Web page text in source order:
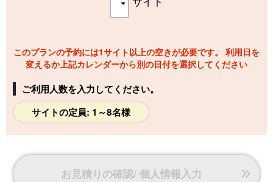
このプランの予約には1サイト以上の空きが必要です。 利用日を
変えるか上記カレンダーから別の日付を選択してください
ご利用人数を入力してください。
サイトの定員: 1～8名様
お見積りの確認/ 個人情報入力